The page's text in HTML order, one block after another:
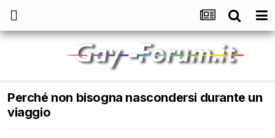
Perché non bisogna nascondersi durante un
viaggio